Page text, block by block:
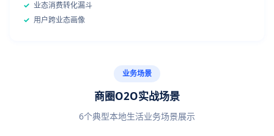
✓ 业态消费转化漏斗
✓ 用户跨业态画像
业务场景
商圈O2O实战场景
6个典型本地生活业务场景展示